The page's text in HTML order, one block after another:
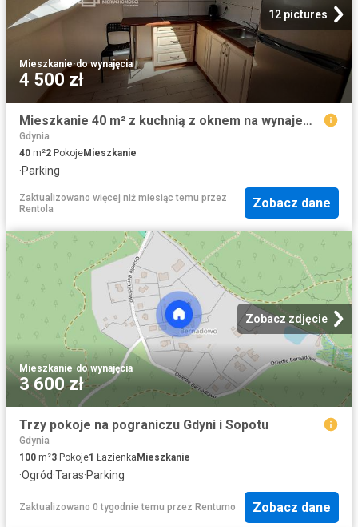
12 pictures
Mieszkanie·do wynajęcia
4 500 zł
Mieszkanie 40 m² z kuchnią z oknem na wynajem Gdynia, Wiczlino
Gdynia
40 m²2 PokojeMieszkanie
·Parking
Zaktualizowano więcej niż miesiąc temu przez
Rentola
Zobacz dane
Zobacz zdjęcie
Mieszkanie·do wynajęcia
3 600 zł
Trzy pokoje na pograniczu Gdyni i Sopotu
Gdynia
100 m²3 Pokoje1 ŁazienkaMieszkanie
·Ogród·Taras·Parking
Zaktualizowano 0 tygodnie temu przez Rentumo Zobacz dane